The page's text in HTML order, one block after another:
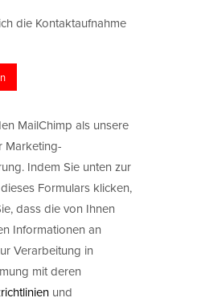
die Kontaktaufnahme
MailChimp als unsere
Marketing-
Indem Sie unten zur
Formulars klicken,
dass die von Ihnen
Informationen an
Verarbeitung in
mit deren
und